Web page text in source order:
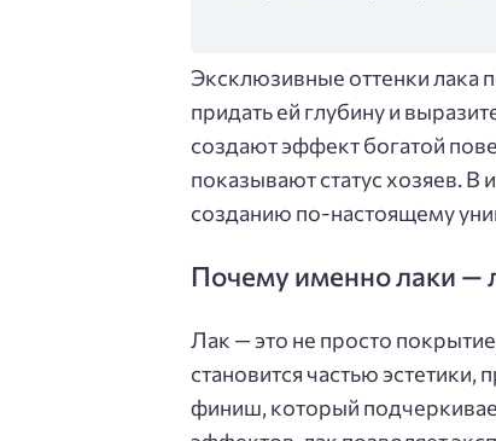
Эксклюзивные оттенки лака
придать ей глубину и
создают эффект богатой
показывают статус хозяев. В
созданию по-настоящему
Почему именно лаки —
Лак — это не просто
становится частью
финиш, который